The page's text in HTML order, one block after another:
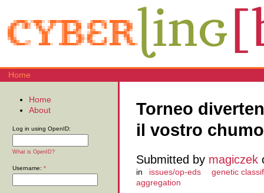
Home
Torneo
il vostro
Submitted by magiczek
in issues/op-eds
genetic
aggregation
Home
About
Log in using OpenID:
What is OpenID?
Username: *